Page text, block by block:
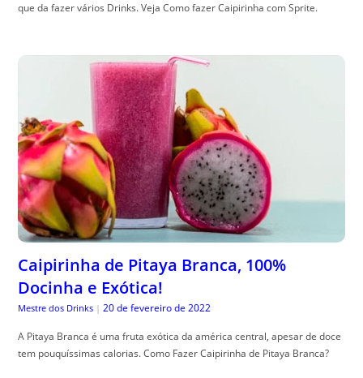
que da fazer vários Drinks. Veja Como fazer Caipirinha com Sprite.
Caipirinha de Pitaya Branca, 100%
Docinha e Exótica!
Mestre dos Drinks | 20 de fevereiro de 2022
A Pitaya Branca é uma fruta exótica da américa central, apesar de doce
tem pouquíssimas calorias. Como Fazer Caipirinha de Pitaya Branca?